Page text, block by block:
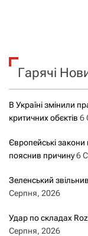
Гарячі
В Україні змінили
критичних обєктів 6
Європейські закони
пояснив причину6
Зеленський
Серпня, 2026
Удар по складах
Серпня, 2026